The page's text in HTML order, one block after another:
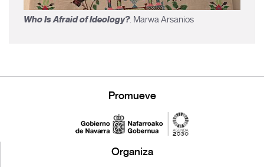
Who Is Afraid of Ideology?. Marwa Arsanios
Promueve
Organiza